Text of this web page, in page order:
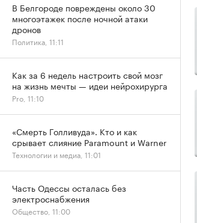
В Белгороде повреждены около 30
многоэтажек после ночной атаки
дронов
Политика, 11:11
Как за 6 недель настроить свой мозг
на жизнь мечты — идеи нейрохирурга
Pro, 11:10
«Смерть Голливуда». Кто и как
срывает слияние Paramount и Warner
Технологии и медиа, 11:01
Часть Одессы осталась без
электроснабжения
Общество, 11:00